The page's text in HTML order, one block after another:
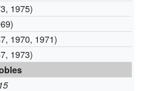
1975)
1970, 1971)
1973)